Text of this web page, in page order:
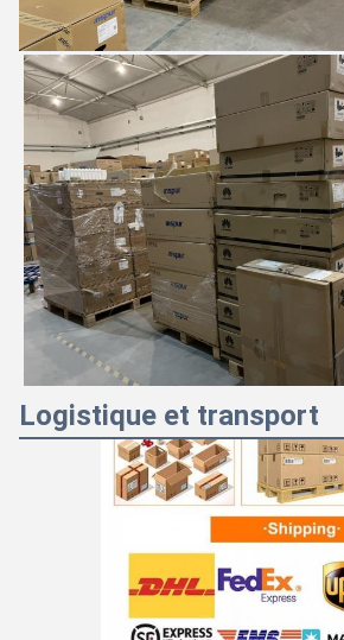
Logistique et transport